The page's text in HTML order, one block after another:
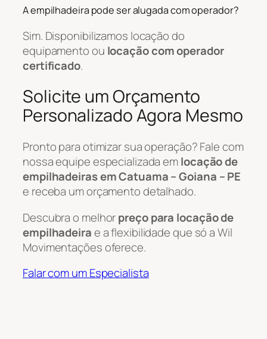
A empilhadeira pode ser alugada com operador?
Sim. Disponibilizamos locação do
equipamento ou locação com operador
certificado.
Solicite um Orçamento
Personalizado Agora Mesmo
Pronto para otimizar sua operação? Fale com
nossa equipe especializada emlocação de
empilhadeiras em Catuama – Goiana – PE
e receba um orçamento detalhado.
Descubra o melhorpreço para locação de
empilhadeirae a flexibilidade que só a Wil
Movimentações oferece.
Falar com um Especialista